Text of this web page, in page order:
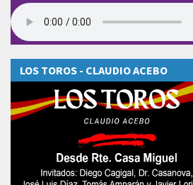
LOS TOROS - CLAUDIO ACEBO